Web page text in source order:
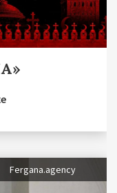
Fergana.agency